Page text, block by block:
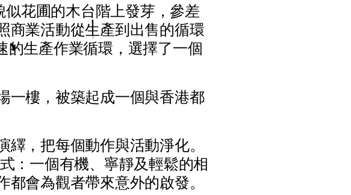
似花圃的木台階上發芽 ，參差
商業活動從生產到出售的循環
的生產作業循環 ， 選擇了一個
一樓 ， 被築起成一個與香港都
繹 ，把每個動作與活動淨化。
式 ： 一個有機、 寧靜及輕鬆的相
都會為觀者帶來意外的啟發。